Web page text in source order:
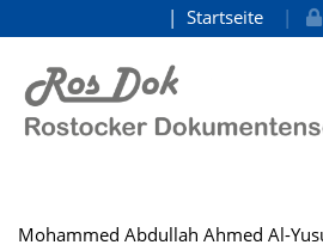
zum Inhalt
Startseite
Mohammed Abdullah Ahmed Al-